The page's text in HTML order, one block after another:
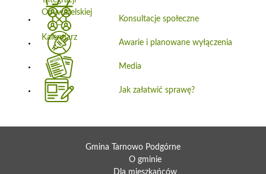
Konsultacje społeczne
Awarie i planowane wyłączenia
Media
Jak załatwić sprawę?
Gmina Tarnowo Podgórne
O gminie
Dla mieszkańców